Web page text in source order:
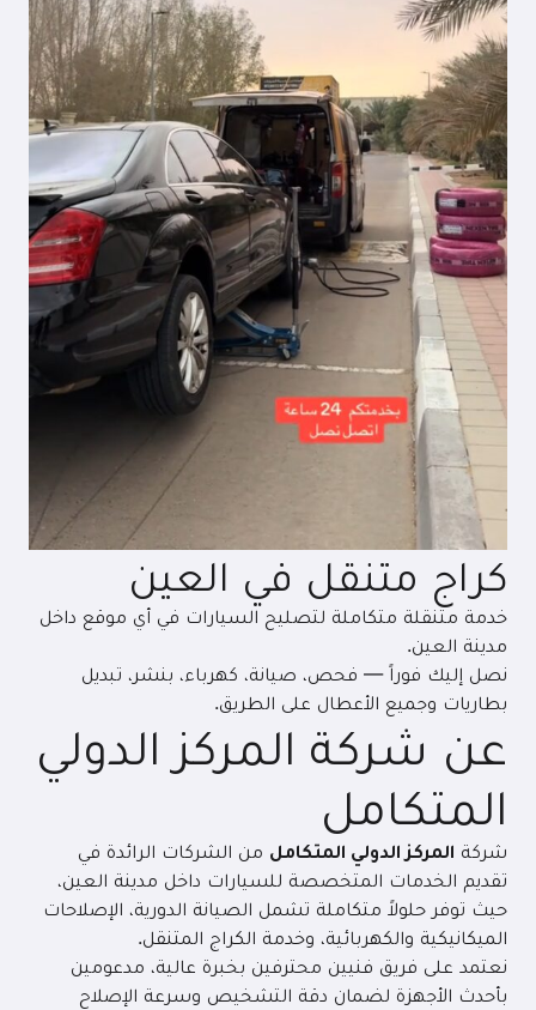
كراج متنقل في العين
خدمة متنقلة متكاملة لتصليح السيارات في أي موقع داخل
مدينة العين.
نصل إليك فوراً — فحص، صيانة، كهرباء، بنشر، تبديل
بطاريات وجميع الأعطال على الطريق.
عن شركة المركز الدولي
المتكامل
شركة المركز الدولي المتكامل من الشركات الرائدة في
تقديم الخدمات المتخصصة للسيارات داخل مدينة العين،
حيث توفر حلولاً متكاملة تشمل الصيانة الدورية، الإصلاحات
الميكانيكية والكهربائية، وخدمة الكراج المتنقل.
نعتمد على فريق فنيين محترفين بخبرة عالية، مدعومين
بأحدث الأجهزة لضمان دقة التشخيص وسرعة الإصلاح